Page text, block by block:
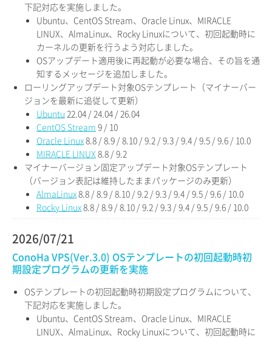
下記対応を実施しました。
Ubuntu、CentOS Stream、Oracle Linux、MIRACLE
LINUX、AlmaLinux、Rocky Linuxについて、初回起動時に
カーネルの更新を行うよう対応しました。
OSアップデート適用後に再起動が必要な場合、その旨を通
知するメッセージを追加しました。
ローリングアップデート対象OSテンプレート（マイナーバー
ジョンを最新に追従して更新）
Ubuntu 22.04 / 24.04 / 26.04
CentOS Stream 9 / 10
Oracle Linux8.8 / 8.9 / 8.10 / 9.2 / 9.3 / 9.4 / 9.5 / 9.6 / 10.0
MIRACLE LINUX 8.8 / 9.2
マイナーバージョン固定アップデート対象OSテンプレート
（バージョン表記は維持したままパッケージのみ更新）
AlmaLinux8.8 / 8.9 / 8.10 / 9.2 / 9.3 / 9.4 / 9.5 / 9.6 / 10.0
Rocky Linux8.8 / 8.9 / 8.10 / 9.2 / 9.3 / 9.4 / 9.5 / 9.6 / 10.0
2026/07/21
ConoHa VPS(Ver.3.0) OSテンプレートの初回起動時初
期設定プログラムの更新を実施
OSテンプレートの初回起動時初期設定プログラムについて、
下記対応を実施しました。
Ubuntu、CentOS Stream、Oracle Linux、MIRACLE
LINUX、AlmaLinux、Rocky Linuxについて、初回起動時に